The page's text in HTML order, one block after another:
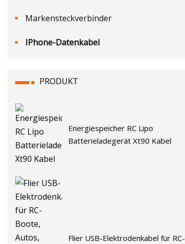
Markensteckverbinder
IPhone-Datenkabel
PRODUKT
Energiespeicher RC Lipo
Batterieladegerät Xt90 Kabel
Flier USB-Elektrodenkabel für RC-